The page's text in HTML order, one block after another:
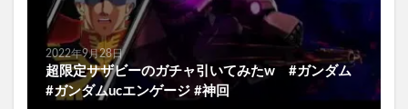
2022年9月28日
超限定サザビーのガチャ引いてみたw #ガンダム
#ガンダムucエンゲージ #神回